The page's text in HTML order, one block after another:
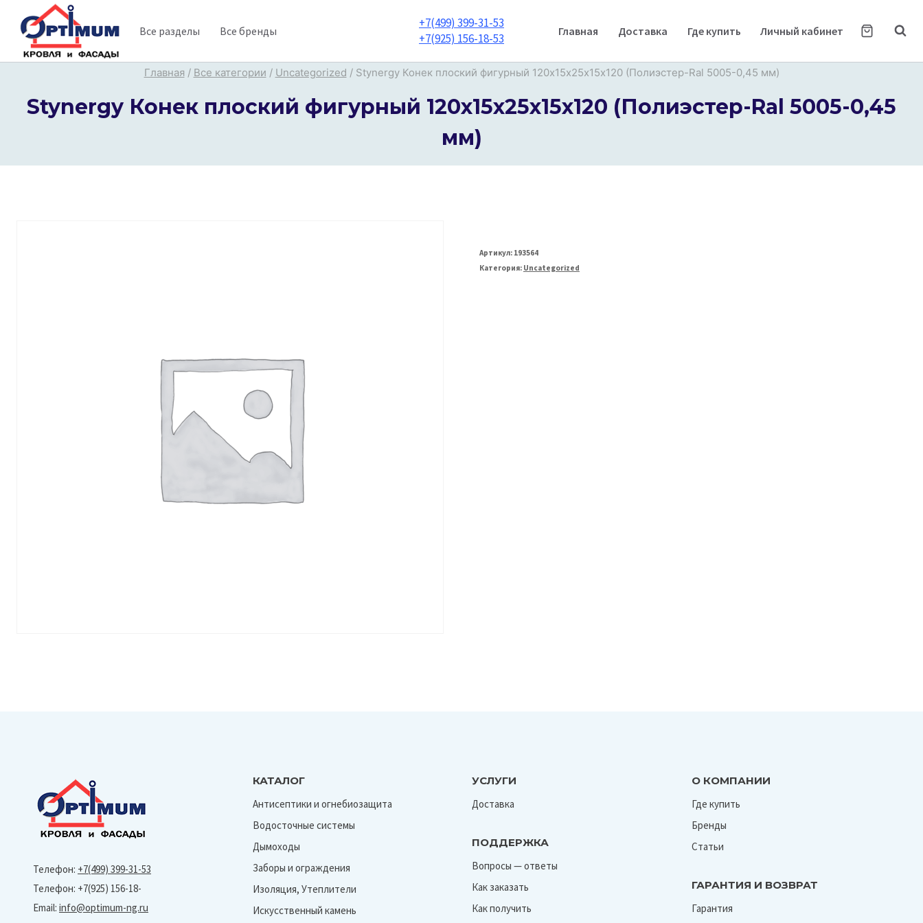
содержимому
Все разделы Все бренды
+7(499) 399-31-53
+7(925) 156-18-53
Главная Доставка Где купить Личный кабинет
Главная / Все категории / Uncategorized / Stynergy Конек плоский фигурный 120х15х25х15х120 (Полиэстер-Ral 5005-0,45 мм)
Stynergy Конек плоский фигурный 120х15х25х15х120 (Полиэстер-Ral 5005-0,45
мм)
Артикул: 193564
Категория: Uncategorized
Телефон: +7(499) 399-31-53
Телефон: +7(925) 156-18-
Email: info@optimum-ng.ru
КАТАЛОГ
Антисептики и огнебиозащита
Водосточные системы
Дымоходы
Заборы и ограждения
Изоляция, Утеплители
Искусственный камень
УСЛУГИ
Доставка
ПОДДЕРЖКА
Вопросы — ответы
Как заказать
Как получить
О КОМПАНИИ
Где купить
Бренды
Статьи
ГАРАНТИЯ И ВОЗВРАТ
Гарантия